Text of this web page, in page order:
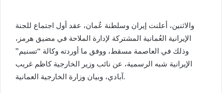
والاثنين، أعلنت إيران وسلطنة عُمان، عقد أول اجتماع للجنة
الإيرانية العُمانية المشتركة لإدارة الملاحة في مضيق هرمز،
وذلك في العاصمة مسقط، ووفق ما أوردته وكالة “تسنيم”
الإيرانية شبه الرسمية، عن نائب وزير الخارجية كاظم غريب
آبادي، وبيان وزارة الخارجية العمانية.